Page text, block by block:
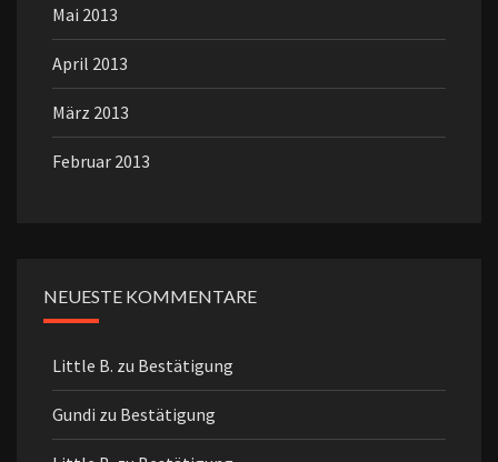
Mai 2013
April 2013
März 2013
Februar 2013
NEUESTE KOMMENTARE
Little B. zu Bestätigung
Gundi zu Bestätigung